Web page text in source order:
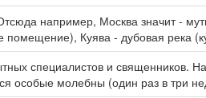
например, Москва значит -
Куява - дубовая река
специалистов и священников.
особые молебны (один раз в три